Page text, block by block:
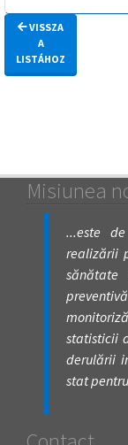
VISSZA
A
LISTÁHOZ
Misiunea
...este
realizării
statisticii
derulării
stat